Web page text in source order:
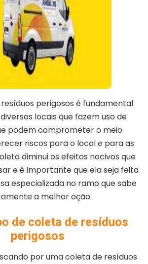
perigosos é fundamental
locais que fazem uso de
podem comprometer o meio
riscos para o local e para as
diminui os efeitos nocivos que
e é importante que ela seja feita
especializada no ramo que sabe
a melhor oção.
de coleta de resíduos
perigosos
por uma coleta de resíduos